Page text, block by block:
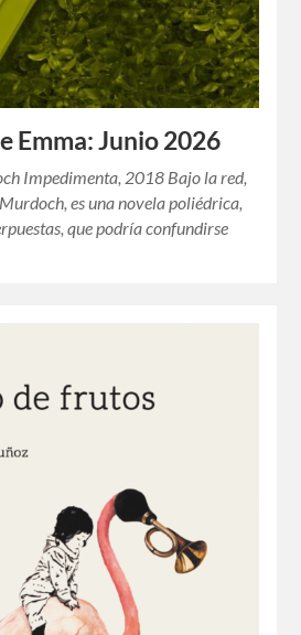
Emma: Junio 2026
Impedimenta, 2018 Bajo la red,
es una novela poliédrica,
que podría confundirse